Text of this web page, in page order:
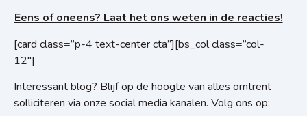
Eens of oneens? Laat het ons weten in de reacties!
[card class=”p-4 text-center cta”][bs_col class=”col-
12″]
Interessant blog? Blijf op de hoogte van alles omtrent
solliciteren via onze social media kanalen. Volg ons op: